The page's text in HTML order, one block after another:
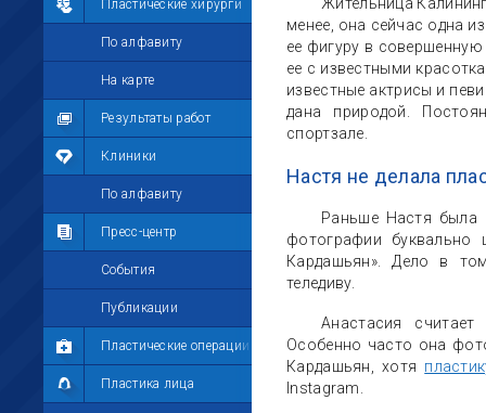
Пластические хирурги
По алфавиту
На карте
Результаты работ
Клиники
По алфавиту
Пресс-центр
События
Публикации
Пластические операции
Пластика лица
Лента
Участники
Мой профиль
Мои сообщения
Мои фотографии
Мои комментарии
Мои друзья
Моё избранное
Мои настройки
менее, она сейчас одна
ее фигуру в
ее с известными
известные актрисы и
дана природой.
спортзале.
Настя не делала
Раньше Настя была
фотографии
Кардашьян». Дело в
теледиву.
Анастасия
Особенно часто она
Кардашьян, хотя
Instagram.